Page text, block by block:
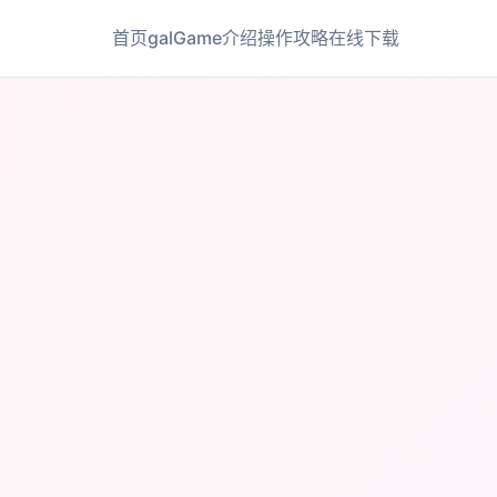
首页galGame介绍操作攻略在线下载